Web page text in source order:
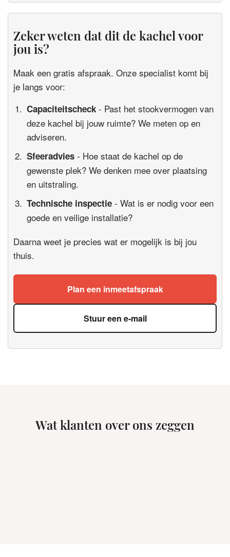
Zeker weten dat dit de kachel voor
jou is?
Maak een gratis afspraak. Onze specialist komt bij
je langs voor:
Capaciteitscheck - Past het stookvermogen van
deze kachel bij jouw ruimte? We meten op en
adviseren.
Sfeeradvies - Hoe staat de kachel op de
gewenste plek? We denken mee over plaatsing
en uitstraling.
Technische inspectie - Wat is er nodig voor een
goede en veilige installatie?
Daarna weet je precies wat er mogelijk is bij jou
thuis.
Plan een inmeetafspraak
Stuur een e-mail
Wat klanten over ons zeggen